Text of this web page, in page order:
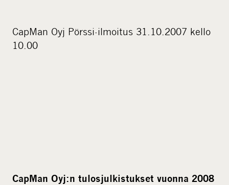
a
CapMan Oyj Pörssi-ilmoitus 31.10.2007 kello
10.00
CapMan Oyj:n tulosjulkistukset vuonna 2008